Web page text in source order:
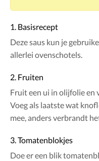
1. Basisrecept
Deze saus kun je
allerlei ovenschotels.
2. Fruiten
Fruit een ui in olijfolie en
Voeg als laatste wat
mee, anders verbrandt
3. Tomatenblokjes
Doe er een blik